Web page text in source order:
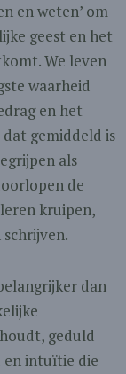
en weten’ om
geest en het
We leven
waarheid
en het
dat gemiddeld is
als
de
kruipen,
dan
geduld
en intuïtie die